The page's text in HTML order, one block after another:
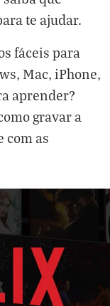
te ajudar.
fáceis para
Mac, iPhone,
aprender?
gravar a
com as